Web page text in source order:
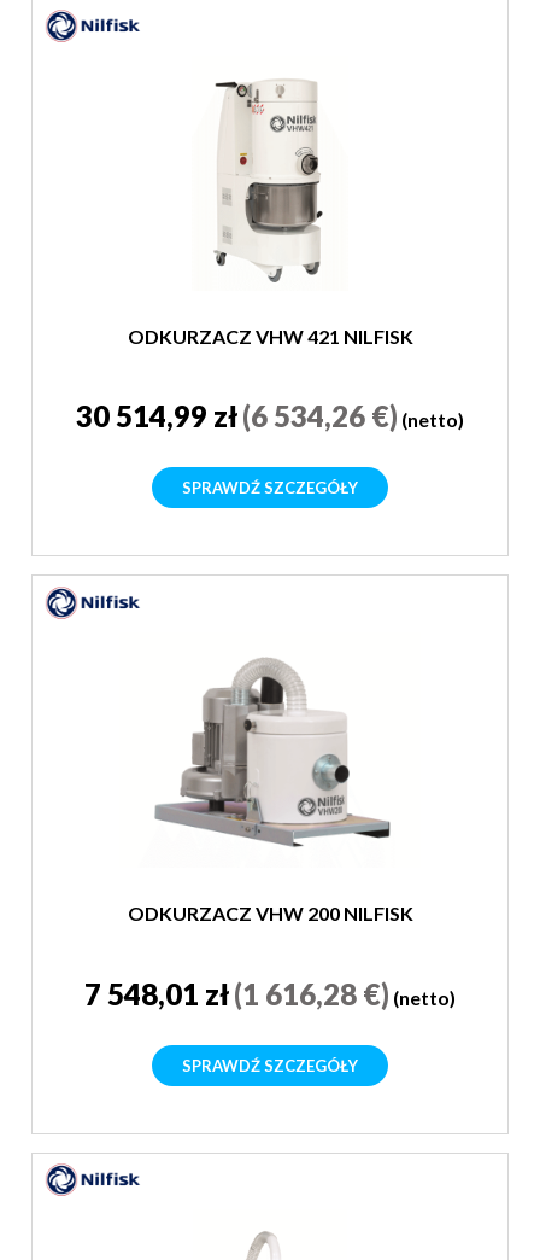
ODKURZACZ VHW 421 NILFISK
30 514,99 zł(6 534,26 €) (netto)
SPRAWDŹ SZCZEGÓŁY
ODKURZACZ VHW 200 NILFISK
7 548,01 zł(1 616,28 €) (netto)
SPRAWDŹ SZCZEGÓŁY